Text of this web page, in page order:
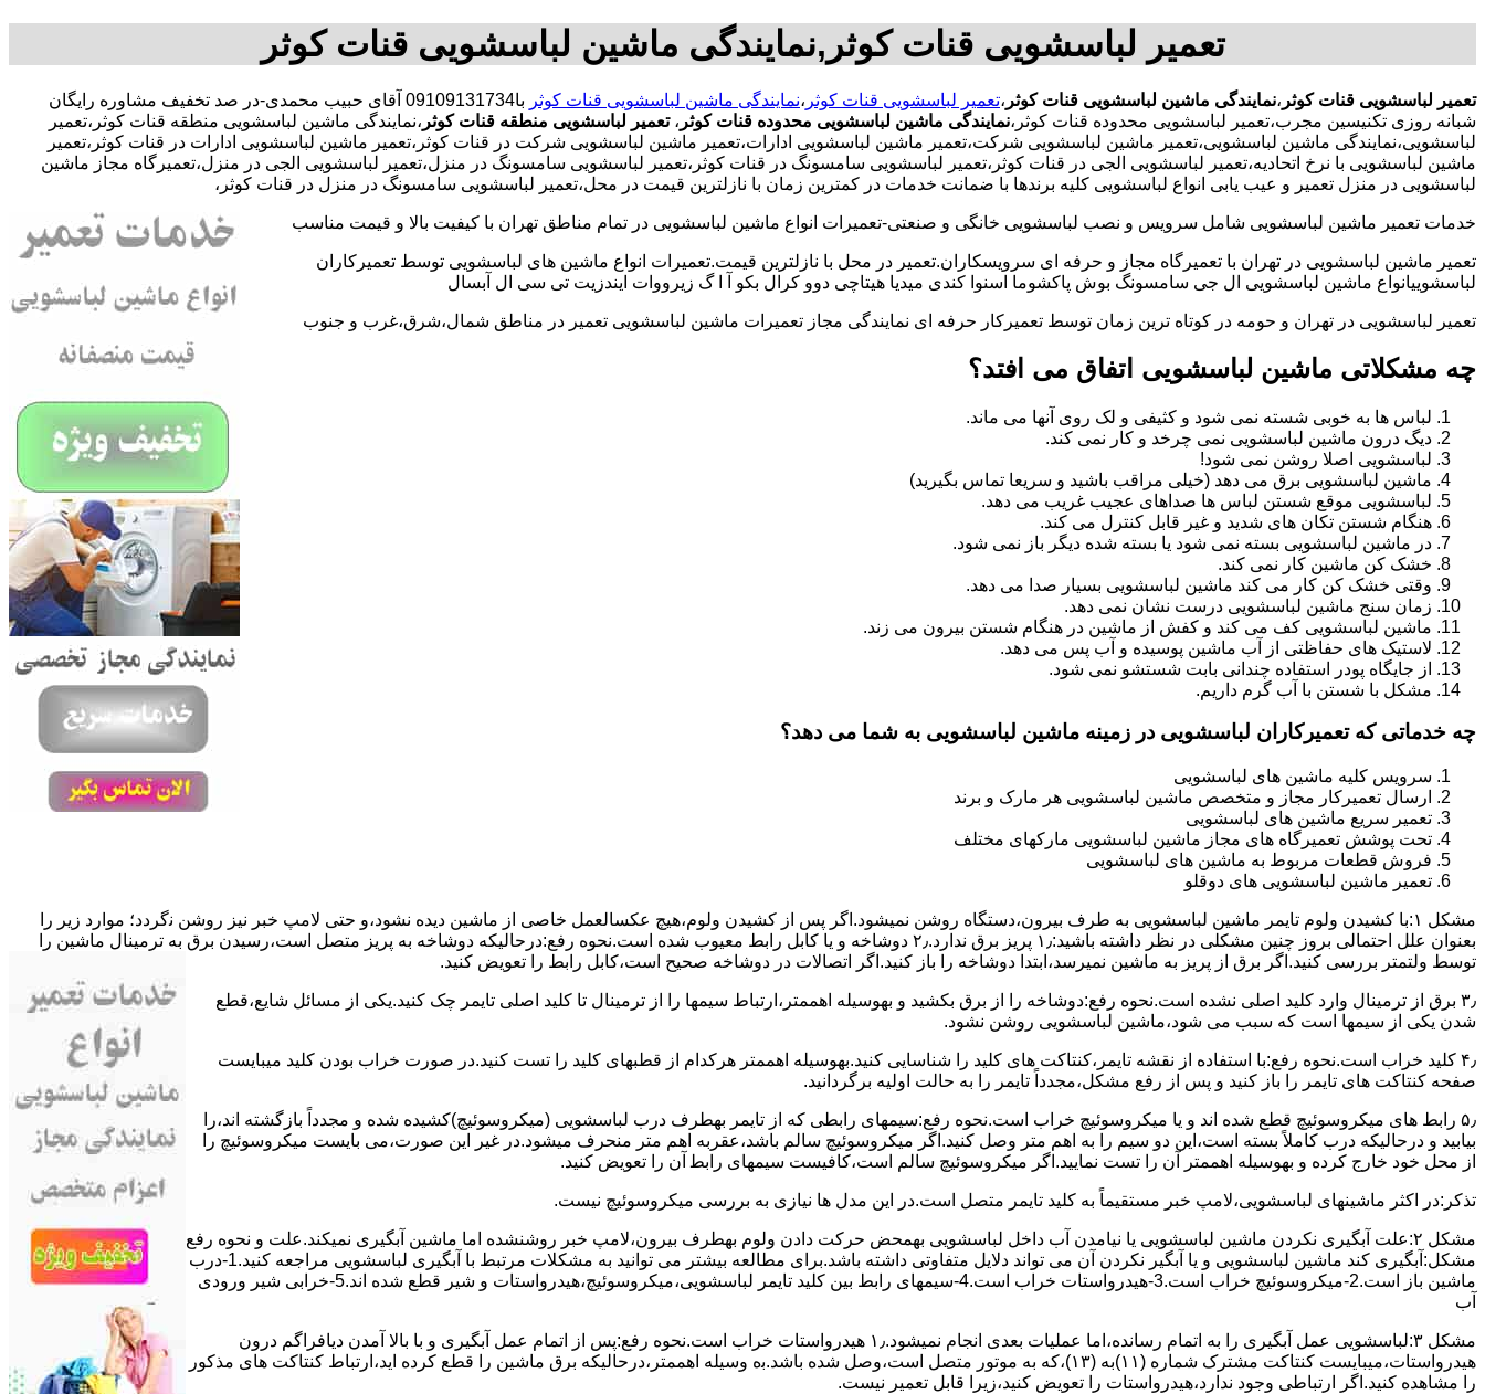
تعمیر لباسشویی قنات کوثر,نمایندگی ماشین لباسشویی قنات کوثر
تعمیر لباسشویی قنات کوثر ،نمایندگی ماشین لباسشویی قنات کوثر ،تعمیر لباسشویی قنات کوثر ،نمایندگی ماشین لباسشویی قنات کوثر
با09109131734 آقای حبیب محمدی-در صد تخفیف مشاوره رایگان
شبانه روزی تکنیسین مجرب،تعمیر لباسشویی محدوده قنات کوثر،نمایندگی ماشین لباسشویی محدوده قنات کوثر ، تعمیر لباسشویی منطقه قنات کوثر ،نمایندگی ماشین لباسشویی منطقه قنات کوثر،تعمیر
لباسشویی،نمایندگی ماشین لباسشویی،تعمیر ماشین لباسشویی شرکت،تعمیر ماشین لباسشویی ادارات،تعمیر ماشین لباسشویی شرکت در قنات کوثر،تعمیر ماشین لباسشویی ادارات در قنات کوثر،تعمیر
ماشین لباسشویی با نرخ اتحادیه،تعمیر لباسشویی الجی در قنات کوثر،تعمیر لباسشویی سامسونگ در قنات کوثر،تعمیر لباسشویی سامسونگ در منزل،تعمیر لباسشویی الجی در منزل،تعمیرگاه مجاز ماشین
لباسشویی در منزل تعمیر و عیب یابی انواع لباسشویی کلیه برندها با ضمانت خدمات در کمترین زمان با نازلترین قیمت در محل،تعمیر لباسشویی سامسونگ در منزل در قنات کوثر،
خدمات تعمیر ماشین لباسشویی شامل سرویس و نصب لباسشویی خانگی و صنعتی-تعمیرات انواع ماشین لباسشویی در تمام مناطق تهران با کیفیت بالا و قیمت مناسب
تعمیر ماشین لباسشویی در تهران با تعمیرگاه مجاز و حرفه ای سرویسکاران.تعمیر در محل با نازلترین قیمت.تعمیرات انواع ماشین های لباسشویی توسط تعمیرکاران
لباسشوییانواع ماشین لباسشویی ال جی سامسونگ بوش پاکشوما اسنوا کندی میدیا هیتاچی دوو کرال بکو آ ا گ زیرووات ایندزیت تی سی ال آبسال
تعمیر لباسشویی در تهران و حومه در کوتاه ترین زمان توسط تعمیرکار حرفه ای نمایندگی مجاز تعمیرات ماشین لباسشویی تعمیر در مناطق شمال،شرق،غرب و جنوب
چه مشکلاتی ماشین لباسشویی اتفاق می افتد؟
لباس ها به خوبی شسته نمی شود و کثیفی و لک روی آنها می ماند.
دیگ درون ماشین لباسشویی نمی چرخد و کار نمی کند.
لباسشویی اصلا روشن نمی شود!
ماشین لباسشویی برق می دهد (خیلی مراقب باشید و سریعا تماس بگیرید)
لباسشویی موقع شستن لباس ها صداهای عجیب غریب می دهد.
هنگام شستن تکان های شدید و غیر قابل کنترل می کند.
در ماشین لباسشویی بسته نمی شود یا بسته شده دیگر باز نمی شود.
خشک کن ماشین کار نمی کند.
وقتی خشک کن کار می کند ماشین لباسشویی بسیار صدا می دهد.
زمان سنج ماشین لباسشویی درست نشان نمی دهد.
ماشین لباسشویی کف می کند و کفش از ماشین در هنگام شستن بیرون می زند.
لاستیک های حفاظتی از آب ماشین پوسیده و آب پس می دهد.
از جایگاه پودر استفاده چندانی بابت شستشو نمی شود.
مشکل با شستن با آب گرم داریم.
چه خدماتی که تعمیرکاران لباسشویی در زمینه ماشین لباسشویی به شما می دهد؟
سرویس کلیه ماشین های لباسشویی
ارسال تعمیرکار مجاز و متخصص ماشین لباسشویی هر مارک و برند
تعمیر سریع ماشین های لباسشویی
تحت پوشش تعمیرگاه های مجاز ماشین لباسشویی مارکهای مختلف
فروش قطعات مربوط به ماشین های لباسشویی
تعمیر ماشین لباسشویی های دوقلو
مشکل ۱:ﺑﺎ ﮐﺸﯿﺪن وﻟﻮم ﺗﺎﯾﻤﺮ ماشین لباسشویی به طرف ﺑﯿﺮون،دستگاه روﺷﻦ نمیشود.اﮔﺮ ﭘﺲ از ﮐﺸﯿﺪن وﻟﻮم،ﻫﯿﭻ عکسالعمل ﺧﺎﺻﯽ از ﻣﺎﺷﯿﻦ دﯾﺪه نشود،و حتی ﻻﻣﭗ ﺧﺒﺮ ﻧﯿﺰ روﺷﻦ ﻧگردد؛ موارد زیر را
بعنوان ﻋﻠﻞ احتمالی بروز چنین مشکلی در نظر داشته باشید:۱٫ ﭘﺮﯾﺰ ﺑﺮق ﻧﺪارد.۲٫ دوﺷﺎﺧﻪ و ﯾﺎ ﮐﺎﺑﻞ راﺑﻂ ﻣﻌﯿﻮب ﺷﺪه است.نحوه رفع:درحالیکه دوﺷﺎﺧﻪ ﺑﻪ ﭘﺮﯾﺰ ﻣﺘﺼﻞ اﺳﺖ،رﺳﯿﺪن ﺑﺮق ﺑﻪ ﺗﺮﻣﯿﻨﺎل ﻣﺎﺷﯿﻦ را
ﺗﻮﺳﻂ ولتمتر بررسی ﮐﻨﯿﺪ.اﮔﺮ ﺑﺮق از ﭘﺮﯾﺰ ﺑﻪ ﻣﺎﺷﯿﻦ نمیرسد،اﺑﺘﺪا دوشاخه را باز کنید.اﮔﺮ اﺗﺼﺎﻻت در دوشاخه ﺻﺤﯿﺢ اﺳﺖ،ﮐﺎﺑﻞ راﺑﻂ را ﺗﻌﻮﯾﺾ کنید.
۳٫ ﺑﺮق از ﺗﺮﻣﯿﻨﺎل وارد ﮐﻠﯿﺪ اﺻﻠﯽ ﻧﺸﺪه است.نحوه رﻓﻊ:دوشاخه را از ﺑﺮق بکشید و بهوسیله اهممتر،ارﺗﺒﺎط سیمها را از ﺗﺮﻣﯿﻨﺎل ﺗﺎ ﮐﻠﯿﺪ اﺻﻠﯽ ﺗﺎﯾﻤﺮ چک کنید.یکی از مسائل شایع،ﻗﻄﻊ
شدن ﯾﮑﯽ از سیمها است که سبب می شود،ﻣﺎﺷﯿﻦ لباسشویی روﺷﻦ نشود.
۴٫ ﮐﻠﯿﺪ ﺧﺮاب اﺳﺖ.نحوه رفع:ﺑﺎ اﺳﺘﻔﺎده از ﻧﻘﺸﻪ ﺗﺎﯾﻤﺮ،ﮐﻨﺘﺎﮐﺖ ﻫﺎی ﮐﻠﯿﺪ را ﺷﻨﺎﺳﺎﯾﯽ کنید.بهوسیله اهممتر هرکدام از قطبهای ﮐﻠﯿﺪ را ﺗﺴﺖ ﮐﻨﯿﺪ.در ﺻﻮرت ﺧﺮاب ﺑﻮدن ﮐﻠﯿﺪ میبایست
ﺻﻔﺤﻪ ﮐﻨﺘﺎﮐﺖ ﻫﺎی ﺗﺎﯾﻤﺮ را باز کنید و ﭘﺲ از رﻓﻊ مشکل،مجدداً ﺗﺎﯾﻤﺮ را به حالت اوﻟﯿﻪ برگردانید.
۵٫ رابط های ﻣﯿﮑﺮوﺳﻮﺋﯿﭻ ﻗﻄﻊ شده اند و ﯾﺎ ﻣﯿﮑﺮوﺳﻮﺋﯿﭻ ﺧﺮاب اﺳﺖ.نحوه رفع:سیمهای راﺑﻄﯽ ﮐﻪ از ﺗﺎﯾﻤﺮ بهطرف درب لباسشویی (ﻣﯿﮑﺮوﺳﻮﺋﯿﭻ)کشیده شده و مجدداً بازگشته اند،را
ﺑﯿﺎﺑﯿﺪ و درحالیکه درب کاملاً ﺑﺴﺘﻪ اﺳﺖ،اﯾﻦ دو ﺳﯿﻢ را ﺑﻪ اﻫﻢ ﻣﺘﺮ وصل کنید.اﮔﺮ ﻣﯿﮑﺮوﺳﻮﺋﯿﭻ ﺳﺎﻟﻢ ﺑﺎﺷﺪ،ﻋﻘﺮﺑﻪ اهم متر ﻣﻨﺤﺮف میشود.در ﻏﯿﺮ اﯾﻦ ﺻﻮرت،می بایست ﻣﯿﮑﺮوﺳﻮﺋﯿﭻ را
از ﻣﺤﻞ خود ﺧﺎرج کرده و بهوسیله اهممتر آن را ﺗﺴﺖ ﻧﻤﺎﯾﯿﺪ.اﮔﺮ ﻣﯿﮑﺮوﺳﻮﺋﯿﭻ ﺳﺎﻟﻢ اﺳﺖ،ﮐﺎﻓﯿﺴﺖ سیمهای راﺑﻄ آن را ﺗﻌﻮﯾﺾ کنید.
ﺗﺬﮐﺮ:در اﮐﺜﺮ ماشینهای لباسشویی،ﻻﻣﭗ ﺧﺒﺮ مستقیماً ﺑﻪ ﮐﻠﯿﺪ ﺗﺎﯾﻤﺮ ﻣﺘﺼﻞ اﺳﺖ.در اﯾﻦ مدل ها ﻧﯿﺎزی ﺑﻪ بررسی ﻣﯿﮑﺮوﺳﻮﺋﯿﭻ نیست.
مشکل ۲:علت آبگیری نکردن ماشین لباسشویی یا نیامدن آب داخل لباسشویی بهمحض ﺣﺮﮐﺖ دادن وﻟﻮم بهطرف ﺑﯿﺮون،ﻻﻣﭗ ﺧﺒﺮ روشنشده اﻣﺎ ﻣﺎﺷﯿﻦ آﺑﮕﯿﺮی نمیکند.ﻋﻠﺖ و نحوه رﻓﻊ
مشکل:آبگیری کند ماشین لباسشویی و یا آبگیر نکردن آن می تواند دلایل متفاوتی داشته باشد.برای مطالعه بیشتر می توانید به مشکلات مرتبط با آبگیری لباسشویی مراجعه کنید.1-درب
ﻣﺎﺷﯿﻦ ﺑﺎز اﺳﺖ.2-ﻣﯿﮑﺮوﺳﻮﺋﯿﭻ ﺧﺮاب اﺳﺖ.3-ﻫﯿﺪرواﺳﺘﺎت ﺧﺮاب اﺳﺖ.4-سیمهای راﺑﻂ ﺑﯿﻦ ﮐﻠﯿﺪ ﺗﺎﯾﻤﺮ لباسشویی،ﻣﯿﮑﺮوﺳﻮﺋﯿﭻ،ﻫﯿﺪرواﺳﺘﺎت و ﺷﯿﺮ ﻗﻄﻊ ﺷﺪه اند.5-خرابی شیر ورودی
آب
مشکل ۳:لباسشویی ﻋﻤﻞ آﺑﮕﯿﺮی را ﺑﻪ اﺗﻤﺎم رﺳﺎﻧﺪه،اﻣﺎ ﻋﻤﻠﯿﺎت ﺑﻌﺪی اﻧﺠﺎم نمیشود.۱٫ ﻫﯿﺪرواﺳﺘﺎت ﺧﺮاب اﺳﺖ.نحوه رﻓﻊ:ﭘﺲ از اﺗﻤﺎم عمل آﺑﮕﯿﺮی و ﺑﺎ ﺑﺎﻻ آﻣﺪن دﯾﺎﻓﺮاﮔﻢ درون
ﻫﯿﺪرواﺳﺘﺎت،میبایست ﮐﻨﺘﺎﮐﺖ ﻣﺸﺘﺮک شماره (۱۱)به (۱۳)،ﮐﻪ ﺑﻪ ﻣﻮﺗﻮر ﻣﺘﺼﻞ اﺳﺖ،وﺻﻞ ﺷﺪه ﺑﺎﺷﺪ.ﺑه وسیله اهممتر،درحالیکه ﺑﺮق ﻣﺎﺷﯿﻦ را ﻗﻄﻊ کرده اید،ارﺗﺒﺎط ﮐﻨﺘﺎﮐﺖ ﻫﺎی ﻣﺬﮐﻮر
را ﻣﺸﺎﻫﺪه کنید.اﮔﺮ ارﺗﺒﺎطی وجود ندارد،ﻫﯿﺪرواﺳﺘﺎت را ﺗﻌﻮﯾﺾ ﮐﻨﯿﺪ،زﯾﺮا قابل ﺗﻌﻤﯿﺮ نیست.